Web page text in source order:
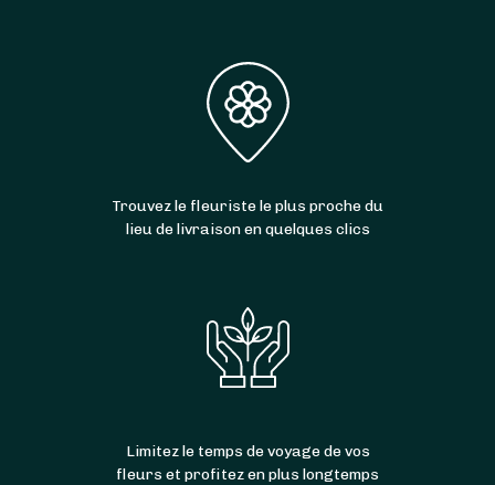
Trouvez le fleuriste le plus proche du
lieu de livraison en quelques clics
Limitez le temps de voyage de vos
fleurs et profitez en plus longtemps